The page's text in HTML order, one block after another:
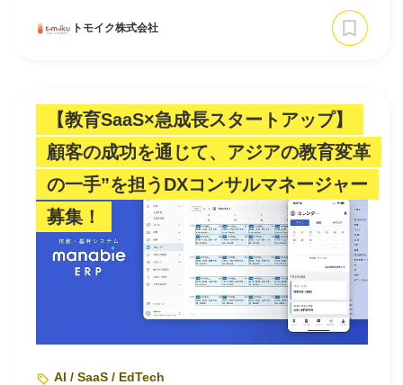
トモイク株式会社
【教育SaaS×急成長スタートアップ】
顧客の成功を通じて、アジアの教育変革
の一手”を担うDXコンサルマネージャー
募集！
AI / SaaS / EdTech